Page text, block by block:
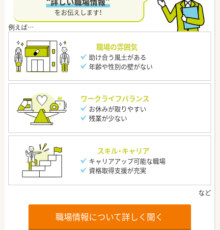
をお伝えします！
職場の雰囲気
助け合う風土がある
年齢や性別の壁がない
ワークライフバランス
お休みが取りやすい
残業が少ない
スキル・キャリア
キャリアアップ可能な職場
資格取得支援が充実
職場情報について詳しく聞く